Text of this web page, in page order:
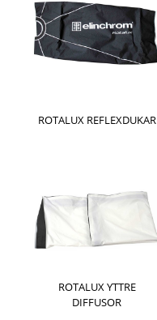
ROTALUX REFLEXDUKAR
ROTALUX YTTRE
DIFFUSOR